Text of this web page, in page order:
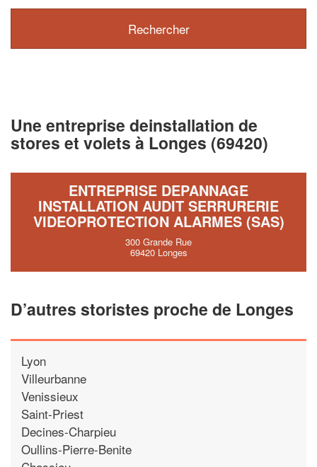
Une entreprise deinstallation de
stores et volets à Longes (69420)
ENTREPRISE DEPANNAGE
INSTALLATION AUDIT SERRURERIE
VIDEOPROTECTION ALARMES (SAS)
300 Grande Rue
69420 Longes
D’autres storistes proche de Longes
Lyon
Villeurbanne
Venissieux
Saint-Priest
Decines-Charpieu
Oullins-Pierre-Benite
Augmentez votrechiffre
vos margestout en gagnant de
En savoir plus